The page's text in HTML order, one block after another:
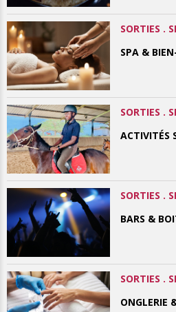
SORTIES .
SPA &
SORTIES .
ACTIVITÉS
SORTIES .
BARS &
SORTIES .
ONGLERIE